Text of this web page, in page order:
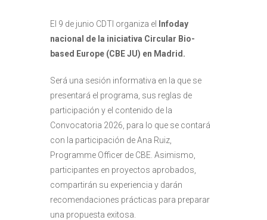
El 9 de junio CDTI organiza el
Infoday
nacional de la iniciativa Circular Bio-
based Europe (CBE JU) en Madrid.
Será una sesión informativa en la que se
presentará el programa, sus reglas de
participación y el contenido de la
Convocatoria 2026, para lo que se contará
con la participación de Ana Ruiz,
Programme Officer de CBE. Asimismo,
participantes en proyectos aprobados,
compartirán su experiencia y darán
recomendaciones prácticas para preparar
una propuesta exitosa.